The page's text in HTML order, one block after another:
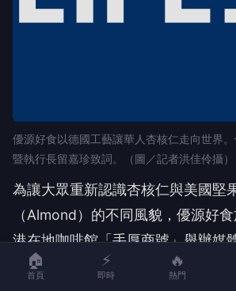
優源好食以德國工藝讓華人杏核仁走向世界
暨執行長留嘉珍致詞。（圖／記者洪佳伶攝）
為讓大眾重新認識杏核仁與美國堅
（Almond）的不同風貌，優源好
港在地咖啡館「手厚商號」舉辦媒
邀請雲林縣副縣長謝淑亞、議員蔡
🏠
首頁
⚡
即時
🔥
熱門